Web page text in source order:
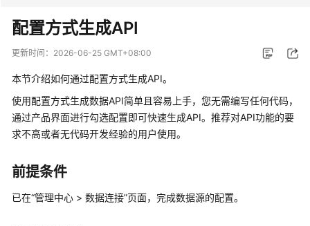
最
新
动
产
品
介
绍
数
治
配置方式生成API
更新时间： 2026-06-25 GMT+08:00
本节介绍如何通过配置方式生成API。
使用配置方式生成数据API简单且容易上手，您无需编写任何代码，
通过产品界面进行勾选配置即可快速生成API。推荐对API功能的要
求不高或者无代码开发经验的用户使用。
前提条件
已在“管理中心 > 数据连接”页面，完成数据源的配置。